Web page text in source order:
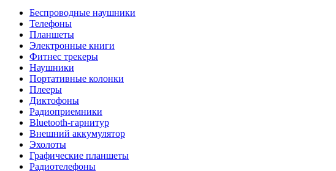
Беспроводные наушники
Телефоны
Планшеты
Электронные книги
Фитнес трекеры
Наушники
Портативные колонки
Плееры
Диктофоны
Радиоприемники
Bluetooth-гарнитур
Внешний аккумулятор
Эхолоты
Графические планшеты
Радиотелефоны